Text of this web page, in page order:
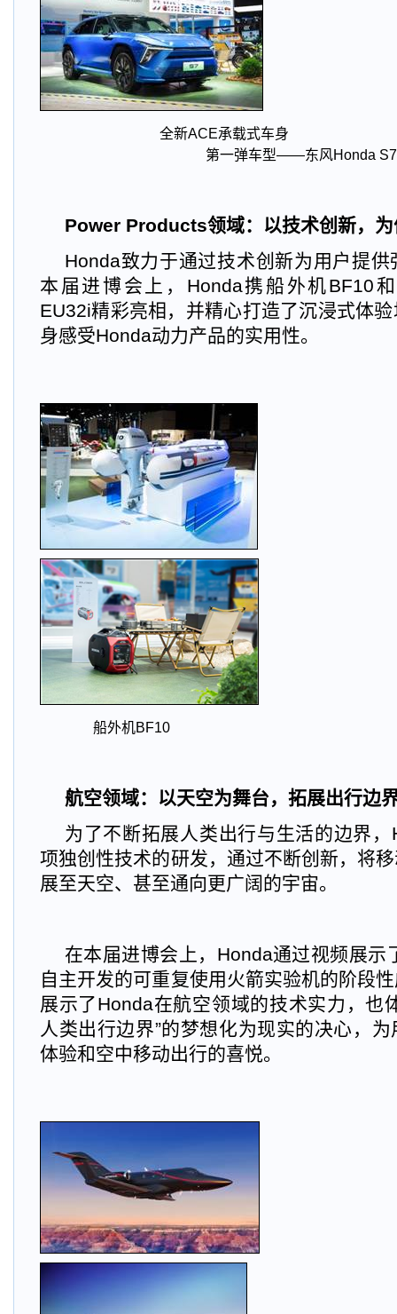
全新ACE承载式车身
第一弹车型——东风Honda S7
Power Products领域：以技术创新，
Honda致力于通过技术创新为用户提
本届进博会上，Honda携船外机BF10
EU32i精彩亮相，并精心打造了沉浸式体
身感受Honda动力产品的实用性。
船外机BF10 变频便携式
航空领域：以天空为舞台，拓展出行边
为了不断拓展人类出行与生活的边界
项独创性技术的研发，通过不断创新，将
展至天空、甚至通向更广阔的宇宙。
在本届进博会上，Honda通过视频展示
自主开发的可重复使用火箭实验机的阶段
展示了Honda在航空领域的技术实力，也
人类出行边界”的梦想化为现实的决心，
体验和空中移动出行的喜悦。